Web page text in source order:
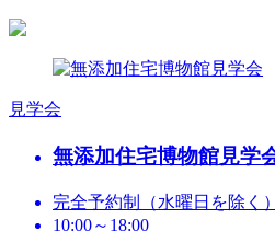
見学会
無添加住宅博物館見学
完全予約制（水曜日を除く）
10:00～18:00